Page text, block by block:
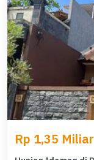
Rp 1,35 Miliar